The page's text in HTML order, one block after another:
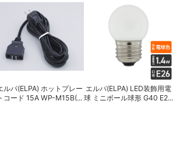
ルパ(ELPA) ホットプレー
コード 15A WP-M15B(...
エルパ(ELPA) LED装飾用電
球 ミニボール球形 G40 E2...